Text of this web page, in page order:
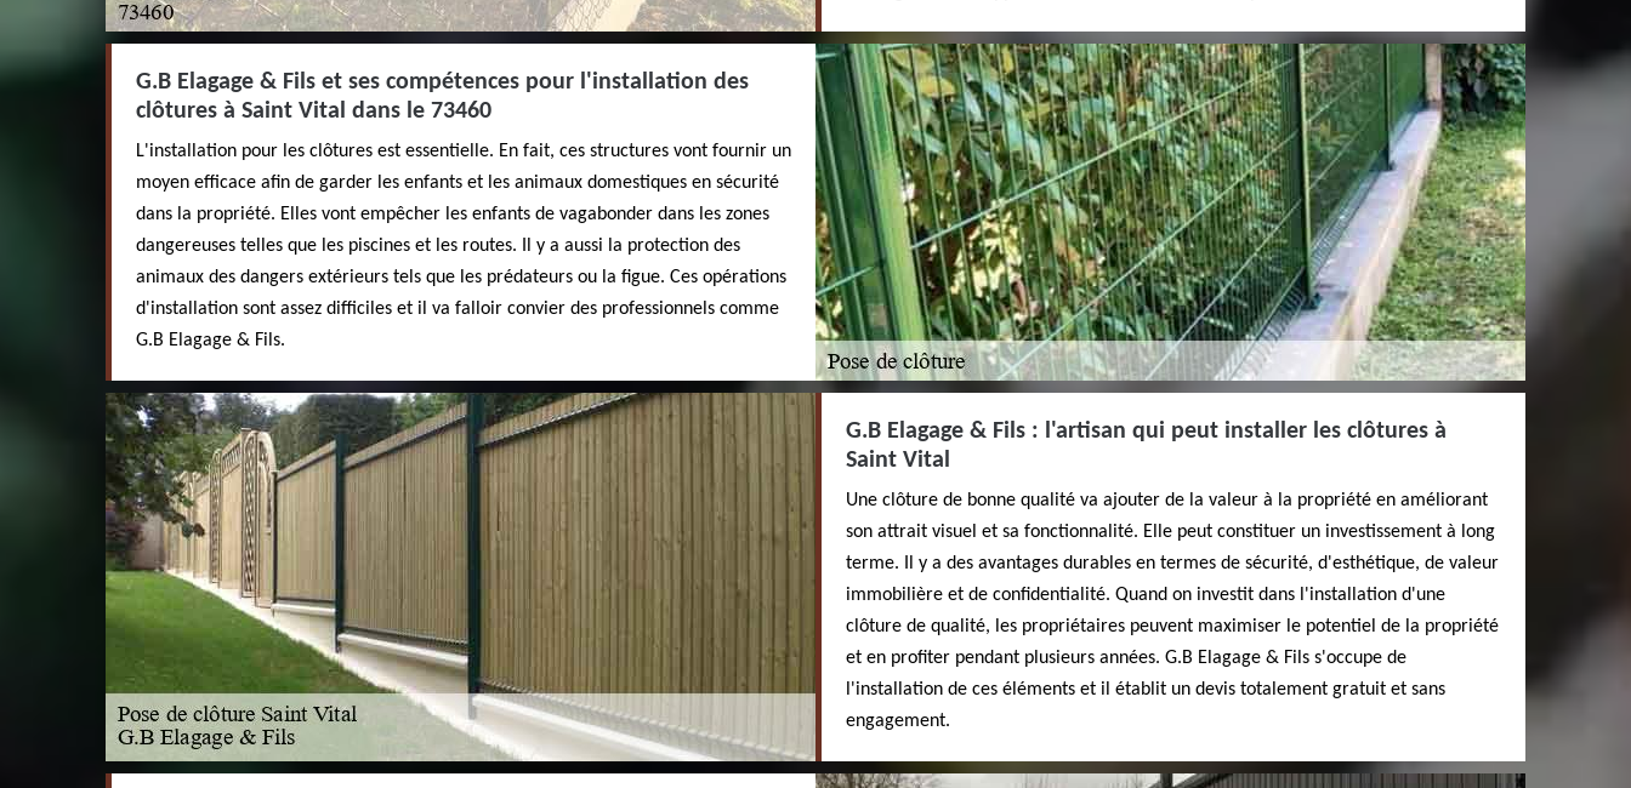
G.B Elagage & Fils et ses compétences pour l'installation des
clôtures à Saint Vital dans le 73460
L'installation pour les clôtures est essentielle. En fait, ces structures vont fournir un
moyen efficace afin de garder les enfants et les animaux domestiques en sécurité
dans la propriété. Elles vont empêcher les enfants de vagabonder dans les zones
dangereuses telles que les piscines et les routes. Il y a aussi la protection des
animaux des dangers extérieurs tels que les prédateurs ou la figue. Ces opérations
d'installation sont assez difficiles et il va falloir convier des professionnels comme
G.B Elagage & Fils.
G.B Elagage & Fils : l'artisan qui peut installer les clôtures à
Saint Vital
Une clôture de bonne qualité va ajouter de la valeur à la propriété en améliorant
son attrait visuel et sa fonctionnalité. Elle peut constituer un investissement à long
terme. Il y a des avantages durables en termes de sécurité, d'esthétique, de valeur
immobilière et de confidentialité. Quand on investit dans l'installation d'une
clôture de qualité, les propriétaires peuvent maximiser le potentiel de la propriété
et en profiter pendant plusieurs années. G.B Elagage & Fils s'occupe de
l'installation de ces éléments et il établit un devis totalement gratuit et sans
engagement.